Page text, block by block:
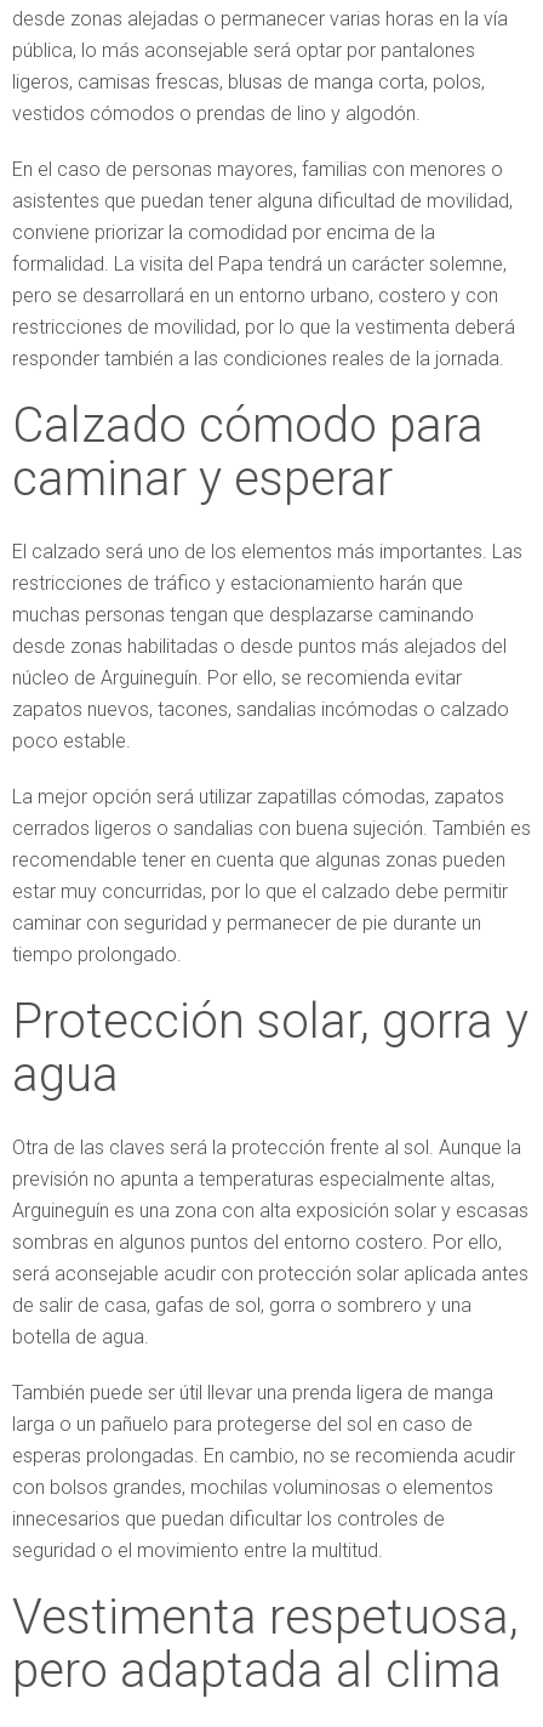
desde zonas alejadas o permanecer varias horas en la vía
pública, lo más aconsejable será optar por pantalones
ligeros, camisas frescas, blusas de manga corta, polos,
vestidos cómodos o prendas de lino y algodón.
En el caso de personas mayores, familias con menores o
asistentes que puedan tener alguna dificultad de movilidad,
conviene priorizar la comodidad por encima de la
formalidad. La visita del Papa tendrá un carácter solemne,
pero se desarrollará en un entorno urbano, costero y con
restricciones de movilidad, por lo que la vestimenta deberá
responder también a las condiciones reales de la jornada.
Calzado cómodo para
caminar y esperar
El calzado será uno de los elementos más importantes. Las
restricciones de tráfico y estacionamiento harán que
muchas personas tengan que desplazarse caminando
desde zonas habilitadas o desde puntos más alejados del
núcleo de Arguineguín. Por ello, se recomienda evitar
zapatos nuevos, tacones, sandalias incómodas o calzado
poco estable.
La mejor opción será utilizar zapatillas cómodas, zapatos
cerrados ligeros o sandalias con buena sujeción. También es
recomendable tener en cuenta que algunas zonas pueden
estar muy concurridas, por lo que el calzado debe permitir
caminar con seguridad y permanecer de pie durante un
tiempo prolongado.
Protección solar, gorra y
agua
Otra de las claves será la protección frente al sol. Aunque la
previsión no apunta a temperaturas especialmente altas,
Arguineguín es una zona con alta exposición solar y escasas
sombras en algunos puntos del entorno costero. Por ello,
será aconsejable acudir con protección solar aplicada antes
de salir de casa, gafas de sol, gorra o sombrero y una
botella de agua.
También puede ser útil llevar una prenda ligera de manga
larga o un pañuelo para protegerse del sol en caso de
esperas prolongadas. En cambio, no se recomienda acudir
con bolsos grandes, mochilas voluminosas o elementos
innecesarios que puedan dificultar los controles de
seguridad o el movimiento entre la multitud.
Vestimenta respetuosa,
pero adaptada al clima